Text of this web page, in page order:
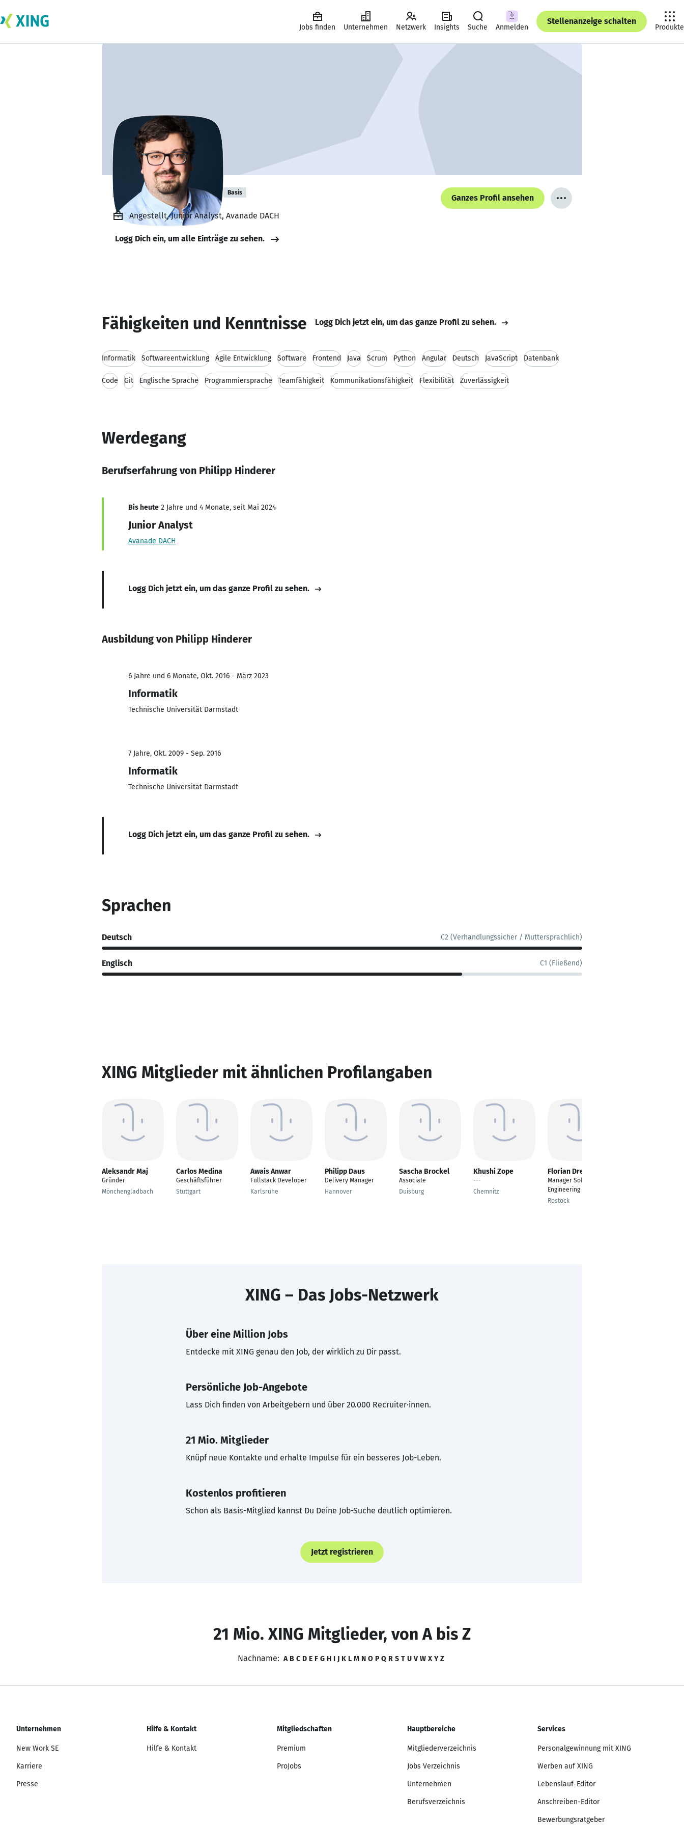
Jobs finden Unternehmen Netzwerk Insights Suche Anmelden
Stellenanzeige schalten
Produkte
Philipp Hinderer Basis
Ganzes Profil ansehen
Angestellt, Junior Analyst, Avanade DACH
Logg Dich ein, um alle Einträge zu sehen.
Fähigkeiten und Kenntnisse Logg Dich jetzt ein, um das ganze Profil zu sehen.
Informatik Softwareentwicklung Agile Entwicklung Software Frontend Java Scrum Python Angular Deutsch JavaScript Datenbank
Code Git Englische Sprache Programmiersprache Teamfähigkeit Kommunikationsfähigkeit Flexibilität Zuverlässigkeit
Werdegang
Berufserfahrung von Philipp Hinderer
Bis heute 2 Jahre und 4 Monate, seit Mai 2024
Junior Analyst
Avanade DACH
Logg Dich jetzt ein, um das ganze Profil zu sehen.
Ausbildung von Philipp Hinderer
6 Jahre und 6 Monate, Okt. 2016 - März 2023
Informatik
Technische Universität Darmstadt
7 Jahre, Okt. 2009 - Sep. 2016
Informatik
Technische Universität Darmstadt
Logg Dich jetzt ein, um das ganze Profil zu sehen.
Sprachen
Deutsch C2 (Verhandlungssicher / Muttersprachlich)
Englisch C1 (Fließend)
XING Mitglieder mit ähnlichen Profilangaben
Aleksandr Maj
Gründer
Mönchengladbach
Carlos Medina
Geschäftsführer
Stuttgart
Awais Anwar
Fullstack Developer
Karlsruhe
Philipp Daus
Delivery Manager
Hannover
Sascha Brockel
Associate
Duisburg
Khushi Zope
---
Chemnitz
Florian Drews
Manager Software
Engineering Frontend
Rostock
XING – Das Jobs-Netzwerk
Über eine Million Jobs
Entdecke mit XING genau den Job, der wirklich zu Dir passt.
Persönliche Job-Angebote
Lass Dich finden von Arbeitgebern und über 20.000 Recruiter·innen.
21 Mio. Mitglieder
Knüpf neue Kontakte und erhalte Impulse für ein besseres Job-Leben.
Kostenlos profitieren
Schon als Basis-Mitglied kannst Du Deine Job-Suche deutlich optimieren.
Jetzt registrieren
21 Mio. XING Mitglieder, von A bis Z
Nachname: A B C D E F G H I J K L M N O P Q R S T U V W X Y Z
Unternehmen
New Work SE
Karriere
Presse
Hilfe & Kontakt
Hilfe & Kontakt
Mitgliedschaften
Premium
ProJobs
Hauptbereiche
Mitgliederverzeichnis
Jobs Verzeichnis
Unternehmen
Berufsverzeichnis
Services
Personalgewinnung mit XING
Werben auf XING
Lebenslauf-Editor
Anschreiben-Editor
Bewerbungsratgeber